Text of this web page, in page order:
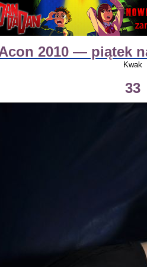
2010 — piątek
Kwak
33